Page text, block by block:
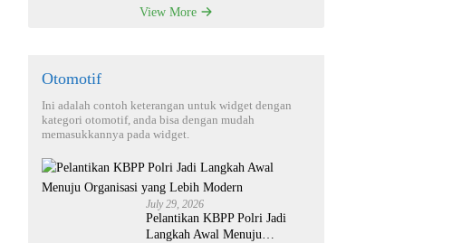
View More
Otomotif
Ini adalah contoh keterangan untuk widget dengan
kategori otomotif, anda bisa dengan mudah
memasukkannya pada widget.
July 29, 2026
Pelantikan KBPP Polri Jadi
Langkah Awal Menuju